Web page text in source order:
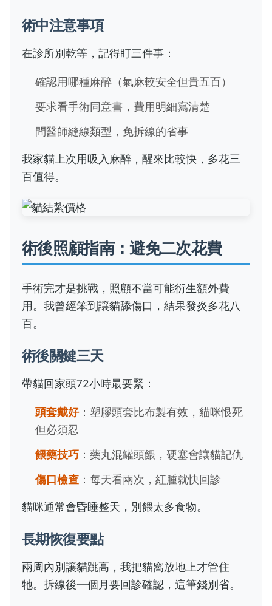
術中注意事項
在診所別乾等，記得盯三件事：
確認用哪種麻醉（氣麻較安全但貴五百）
要求看手術同意書，費用明細寫清楚
問醫師縫線類型，免拆線的省事
我家貓上次用吸入麻醉，醒來比較快，多花三
百值得。
術後照顧指南：避免二次花費
手術完才是挑戰，照顧不當可能衍生額外費
用。我曾經笨到讓貓舔傷口，結果發炎多花八
百。
術後關鍵三天
帶貓回家頭72小時最要緊：
頭套戴好：塑膠頭套比布製有效，貓咪恨死
但必須忍
餵藥技巧 ：藥丸混罐頭餵，硬塞會讓貓記仇
傷口檢查 ：每天看兩次，紅腫就快回診
貓咪通常會昏睡整天，別餵太多食物。
長期恢復要點
兩周內別讓貓跳高，我把貓窩放地上才管住
牠。拆線後一個月要回診確認，這筆錢別省。